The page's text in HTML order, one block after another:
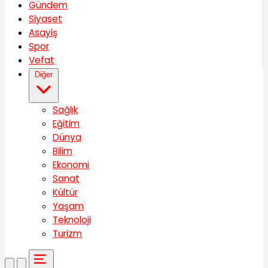
Gündem
Siyaset
Asayiş
Spor
Vefat
Diğer
Sağlık
Eğitim
Dünya
Bilim
Ekonomi
Sanat
Kültür
Yaşam
Teknoloji
Turizm